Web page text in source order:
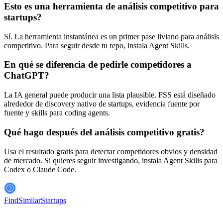
Esto es una herramienta de análisis competitivo para
startups?
Sí. La herramienta instantánea es un primer pase liviano para análisis
competitivo. Para seguir desde tu repo, instala Agent Skills.
En qué se diferencia de pedirle competidores a
ChatGPT?
La IA general puede producir una lista plausible. FSS está diseñado
alrededor de discovery nativo de startups, evidencia fuente por
fuente y skills para coding agents.
Qué hago después del análisis competitivo gratis?
Usa el resultado gratis para detectar competidores obvios y densidad
de mercado. Si quieres seguir investigando, instala Agent Skills para
Codex o Claude Code.
FindSimilarStartups